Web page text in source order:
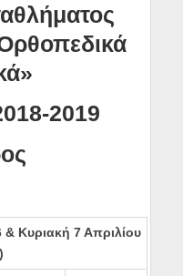
2019
Κυριακή 7 Απριλίου
)